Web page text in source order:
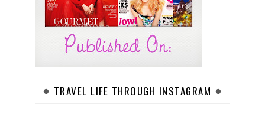
TRAVEL LIFE THROUGH INSTAGRAM